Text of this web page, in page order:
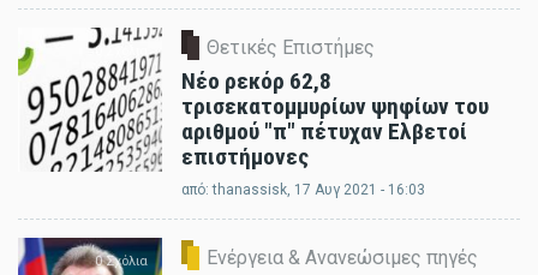
0 Σχόλια Θετικές Επιστήμες
Νέο ρεκόρ 62,8
τρισεκατομμυρίων ψηφίων του
αριθμού "π" πέτυχαν Ελβετοί
επιστήμονες
από:thanassisk, 17 Αυγ 2021 - 16:03
0 Σχόλια Ενέργεια & Ανανεώσιμες πηγές